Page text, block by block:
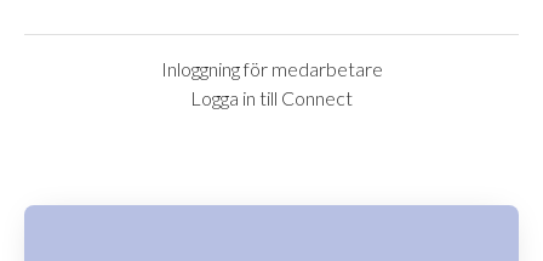
Inloggning för medarbetare
Logga in till Connect